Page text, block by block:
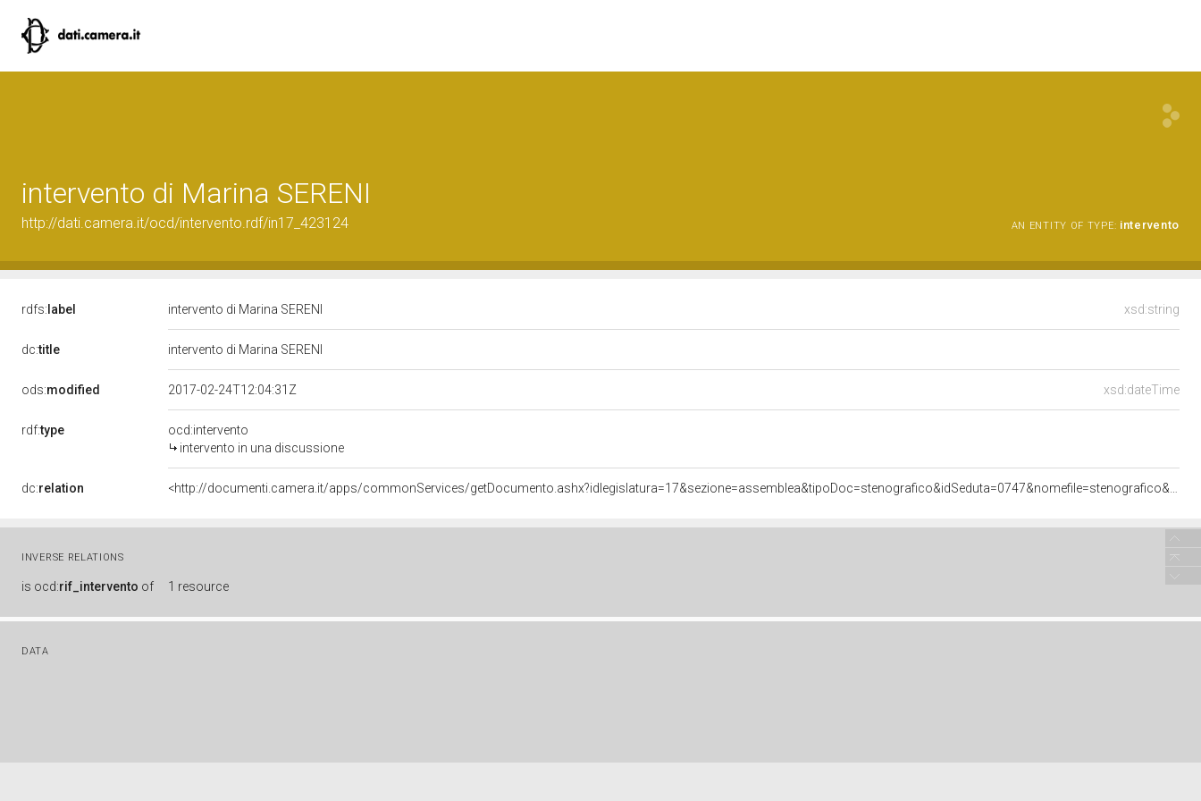
intervento di Marina SERENI
http://dati.camera.it/ocd/intervento.rdf/in17_423124 AN ENTITY OF TYPE: intervento
rdfs: label xsd:string
intervento di Marina SERENI
dc:title intervento di Marina SERENI
ods:modified xsd:dateTime
2017-02-24T12:04:31Z
rdf:type
ocd:intervento
intervento in una discussione
dc:relation
INVERSE RELATIONS
is ocd:rif_intervento of 1 resource
DATA